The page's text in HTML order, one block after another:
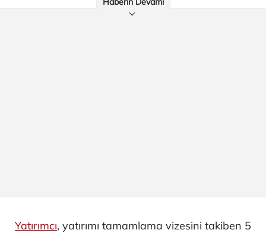
Yatırımcı, yatırımı tamamlama vizesini takiben 5